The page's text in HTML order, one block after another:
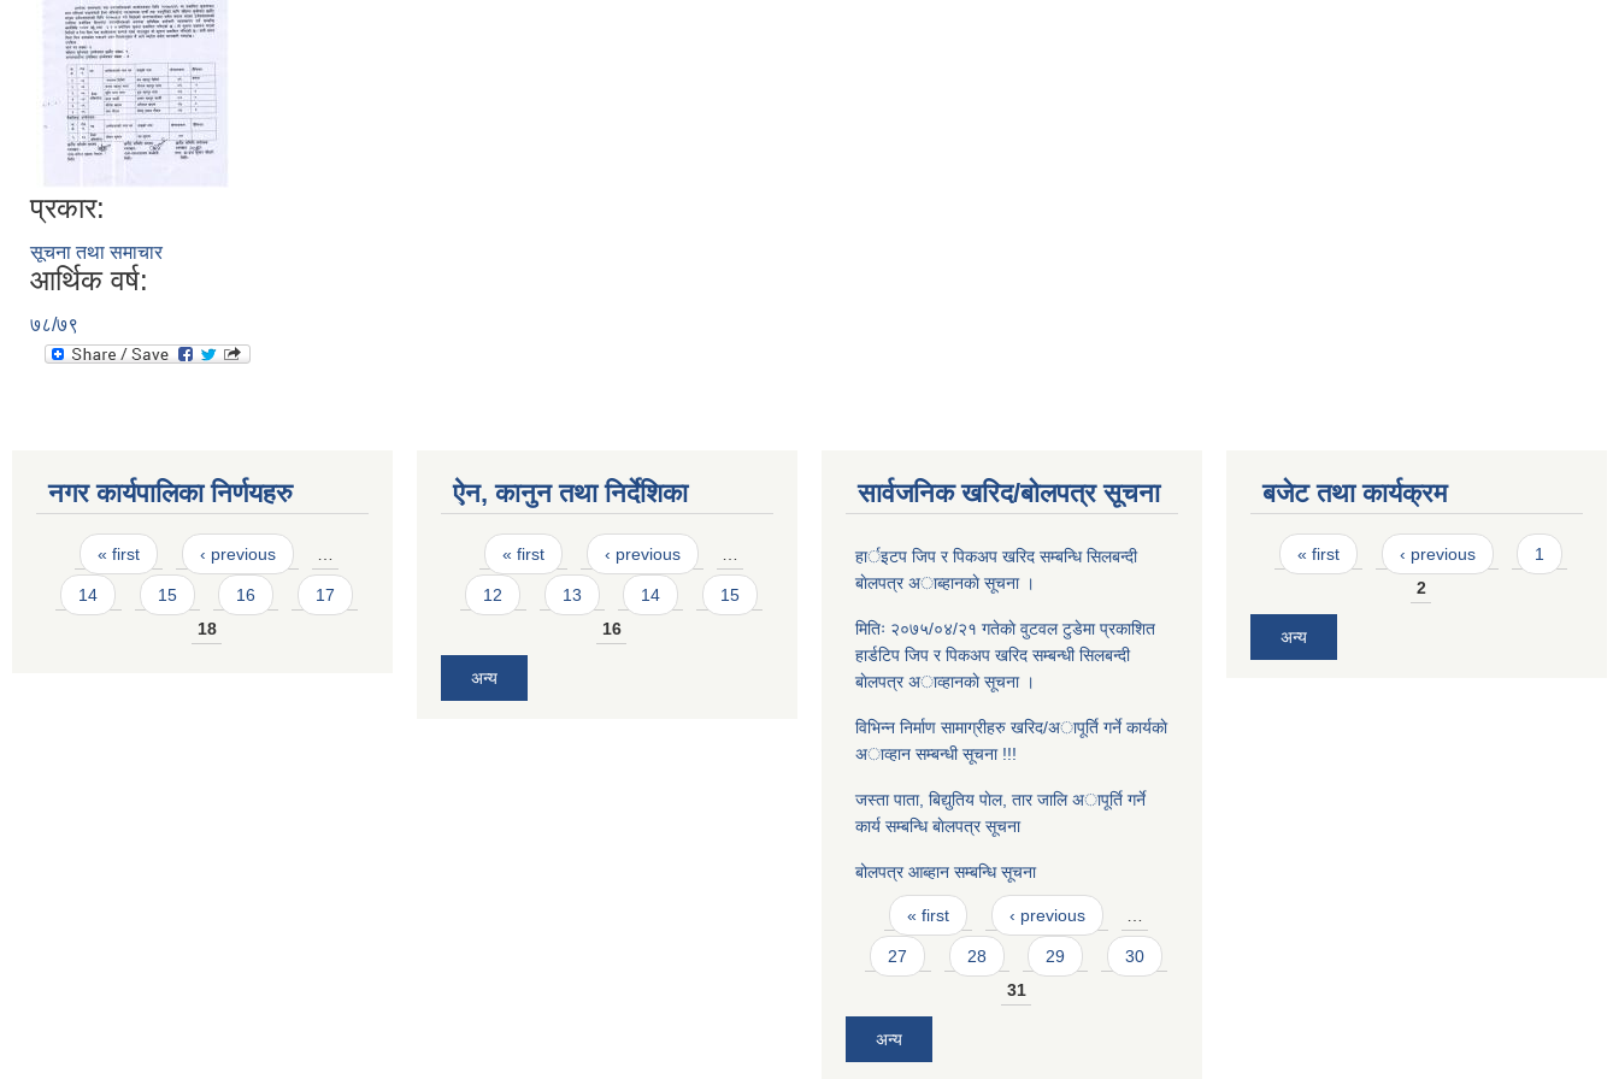
प्रकार:
सूचना तथा समाचार
आर्थिक वर्ष:
७८/७९
नगर कार्यपालिका निर्णयहरु
Pages
« first ‹ previous
14 15 16
17
18
ऐन, कानुन तथा निर्देशिका
Pages
« first ‹ previous
12 13 14
15
16
अन्य
सार्वजनिक खरिद/बोलपत्र सूचना
हार्इटप जिप र पिकअप खरिद सम्बन्धि सिलबन्दी
बाेलपत्र अाब्हानकाे सूचना ।
मितिः २०७५/०४/२१ गतेकाे वुटवल टुडेमा प्रकाशित
हार्डटिप जिप र पिकअप खरिद सम्बन्धी सिलबन्दी
बाेलपत्र अाव्हानकाे सूचना ।
विभिन्न निर्माण सामाग्रीहरु खरिद/अापूर्ति गर्ने कार्यकाे
अाव्हान सम्बन्धी सूचना !!!
जस्ता पाता, बिद्युतिय पाेल, तार जालि अापूर्ति गर्ने
कार्य सम्बन्धि बाेलपत्र सूचना
बोलपत्र आब्हान सम्बन्धि सूचना
Pages
« first ‹ previous
27 28 29
30
31
अन्य
बजेट तथा कार्यक्रम
Pages
« first ‹ previous
1
2
अन्य